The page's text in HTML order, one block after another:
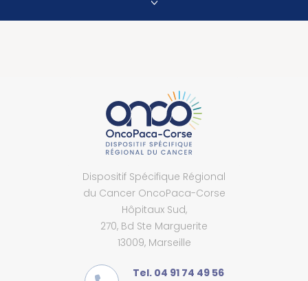
Dispositif Spécifique Régional
du Cancer OncoPaca-Corse
Hôpitaux Sud,
270, Bd Ste Marguerite
13009, Marseille
Tel. 04 91 74 49 56